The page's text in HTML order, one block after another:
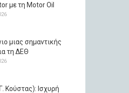
με τη Μotor Oil
μιας σημαντικής
τη ΔΕΘ
Κούστας): Ισχυρή